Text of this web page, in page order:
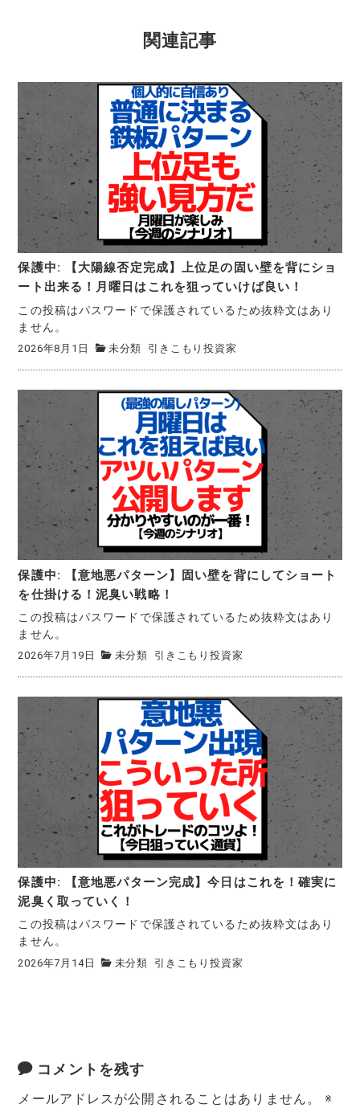
関連記事
保護中: 【大陽線否定完成】上位足の固い壁を背にショ
ート出来る！月曜日はこれを狙っていけば良い！
この投稿はパスワードで保護されているため抜粋文はあり
ません。
2026年8月1日 未分類 引きこもり投資家
保護中: 【意地悪パターン】固い壁を背にしてショート
を仕掛ける！泥臭い戦略！
この投稿はパスワードで保護されているため抜粋文はあり
ません。
2026年7月19日 未分類 引きこもり投資家
保護中: 【意地悪パターン完成】今日はこれを！確実に
泥臭く取っていく！
この投稿はパスワードで保護されているため抜粋文はあり
ません。
2026年7月14日 未分類 引きこもり投資家
コメントを残す
メールアドレスが公開されることはありません。
※